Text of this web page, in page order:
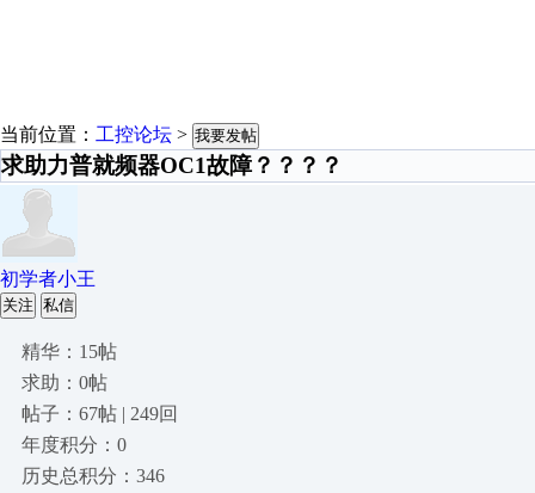
当前位置： 工控论坛 > 我要发帖
求助力普就频器OC1故障？？？？
初学者小王
关注 私信
精华：15帖
求助：0帖
帖子：67帖 | 249回
年度积分：0
历史总积分：346